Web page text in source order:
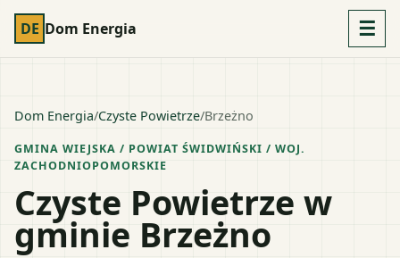
DE Dom Energia ☰
Dom Energia/Czyste Powietrze/Brzeżno
GMINA WIEJSKA / POWIAT ŚWIDWIŃSKI / WOJ.
ZACHODNIOPOMORSKIE
Czyste Powietrze w
gminie Brzeżno